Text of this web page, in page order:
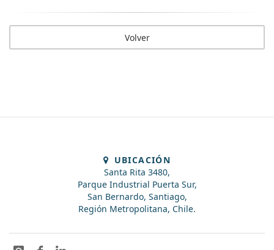
Volver
UBICACIÓN
Santa Rita 3480,
Parque Industrial Puerta Sur,
San Bernardo, Santiago,
Región Metropolitana, Chile.